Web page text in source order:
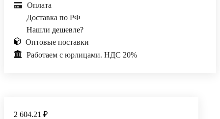
Оплата
Доставка по РФ
Нашли дешевле?
Оптовые поставки
Работаем с юрлицами. НДС 20%
2 604.21 ₽